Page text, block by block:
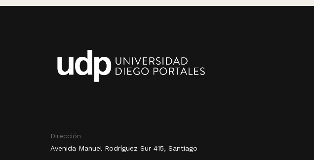
Dirección
Avenida Manuel Rodríguez Sur 415, Santiago